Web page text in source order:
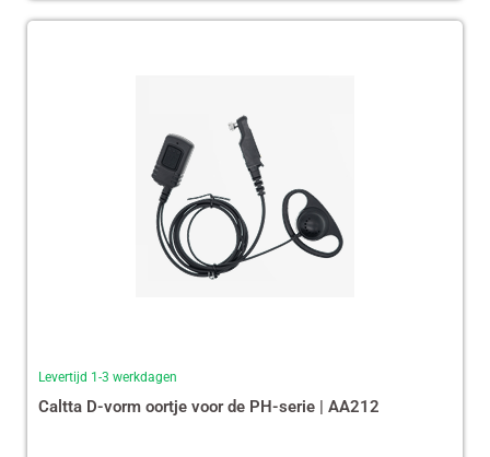
Levertijd 1-3 werkdagen
Caltta D-vorm oortje voor de PH-serie | AA212